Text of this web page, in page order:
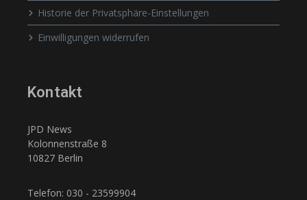
Historie der Privatsphäre-Einstellungen
Einwilligungen widerrufen
Kontakt
JPD News
Kolonnenstraße 8
10827 Berlin
Telefon: 030 - 23599904